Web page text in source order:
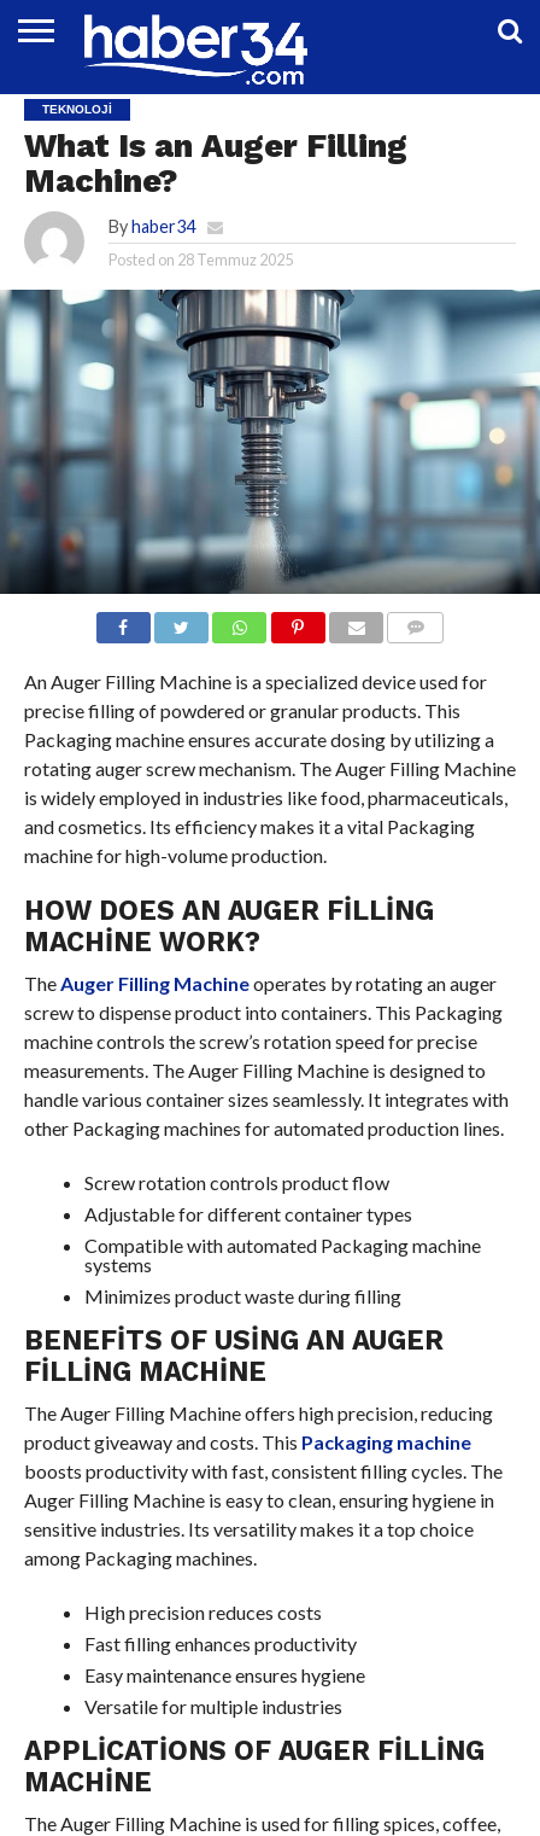
EĞITIM
EKONOMI
GENEL
MAGAZIN
OTOMOTIV
SIYASET
SPOR
TEKNOLOJI
TEKNOLOJI
What Is an Auger Filling
Machine?
By haber34
Posted on 28 Temmuz 2025
An Auger Filling Machine is a specialized device used for
precise filling of powdered or granular products. This
Packaging machine ensures accurate dosing by utilizing a
rotating auger screw mechanism. The Auger Filling Machine
is widely employed in industries like food, pharmaceuticals,
and cosmetics. Its efficiency makes it a vital Packaging
machine for high-volume production.
HOW DOES AN AUGER FILLING
MACHINE WORK?
TheAuger Filling Machineoperates by rotating an auger
screw to dispense product into containers. This Packaging
machine controls the screw’s rotation speed for precise
measurements. The Auger Filling Machine is designed to
handle various container sizes seamlessly. It integrates with
other Packaging machines for automated production lines.
Screw rotation controls product flow
Adjustable for different container types
Compatible with automated Packaging machine
systems
Minimizes product waste during filling
BENEFITS OF USING AN AUGER
FILLING MACHINE
The Auger Filling Machine offers high precision, reducing
product giveaway and costs. This Packaging machine
boosts productivity with fast, consistent filling cycles. The
Auger Filling Machine is easy to clean, ensuring hygiene in
sensitive industries. Its versatility makes it a top choice
among Packaging machines.
High precision reduces costs
Fast filling enhances productivity
Easy maintenance ensures hygiene
Versatile for multiple industries
APPLICATIONS OF AUGER FILLING
MACHINE
The Auger Filling Machine is used for filling spices, coffee,